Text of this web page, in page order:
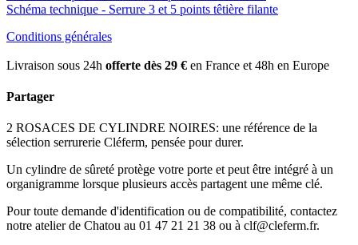
Schéma technique - Serrure 3 et 5 points têtière filante
Conditions générales
Livraison sous 24h offerte dès 29 € en France et 48h en Europe
Partager
2 ROSACES DE CYLINDRE NOIRES: une référence de la
sélection serrurerie Cléferm, pensée pour durer.
Un cylindre de sûreté protège votre porte et peut être intégré à un
organigramme lorsque plusieurs accès partagent une même clé.
Pour toute demande d'identification ou de compatibilité, contactez
notre atelier de Chatou au 01 47 21 21 38 ou à clf@cleferm.fr.